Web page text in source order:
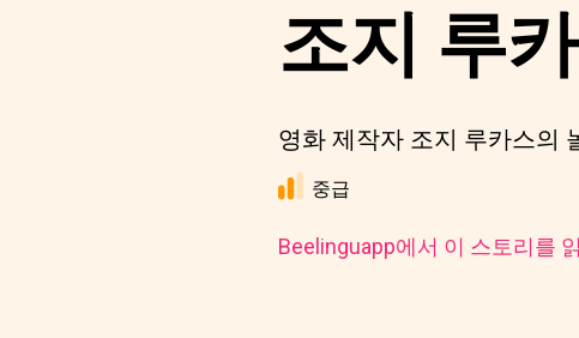
조지 루
영화 제작자 조지 루카스의
중급
Beelinguapp에서 이 스토리를